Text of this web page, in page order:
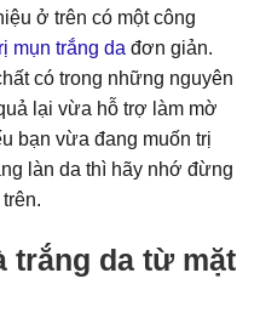
ở trên có một công
mụn trắng da đơn giản.
có trong những nguyên
lại vừa hỗ trợ làm mờ
bạn vừa đang muốn trị
làn da thì hãy nhớ đừng
trắng da từ mặt